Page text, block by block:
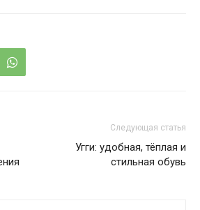
Следующая статья
Угги: удобная, тёплая и
стильная обувь